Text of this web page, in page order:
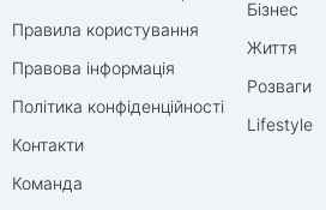
Правила користування
Правова інформація
Політика конфіденційності
Контакти
Команда
Бізнес
Життя
Розваги
Lifestyle